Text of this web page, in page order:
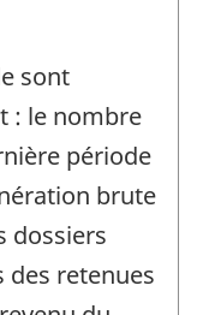
sont
: le nombre
période
brute
dossiers
retenues